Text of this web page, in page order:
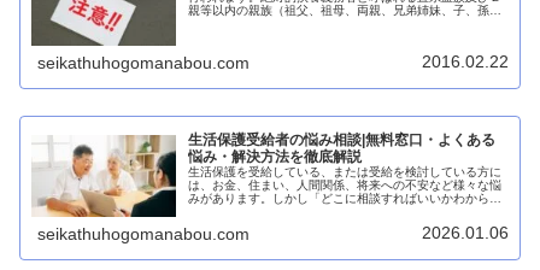
親等以内の親族（祖父、祖母、両親、兄弟姉妹、子、孫
seikathuhogomanabou.com 2016.02.22
生活保護受給者の悩み相談|無料窓口・よくある
悩み・解決方法を徹底解説
生活保護を受給している、または受給を検討している方に
は、お金、住まい、人間関係、将来への不安など様々な悩
みがあります。しかし「どこに相談すればいいかわからな
seikathuhogomanabou.com 2026.01.06